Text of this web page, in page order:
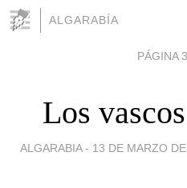
ALGARABÍA
PÁGINA
Los
ALGARABIA - 13 DE MARZO